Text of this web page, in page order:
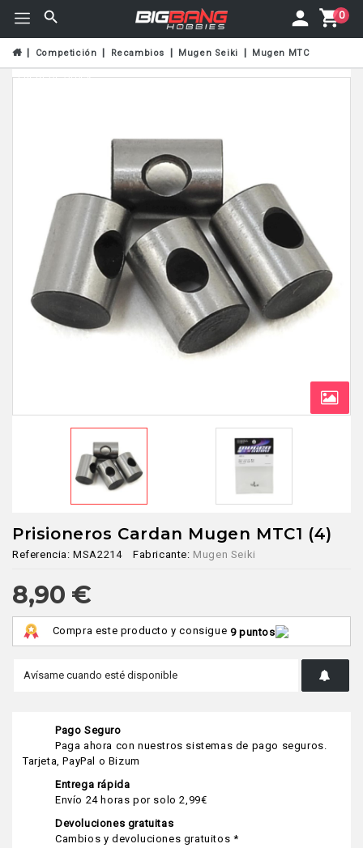
0
Competición Recambios Mugen Seiki Mugen MTC
Fuera De Stock
Prisioneros Cardan Mugen MTC1 (4)
Referencia: MSA2214 Fabricante: Mugen Seiki
8,90 €
Compra este producto y consigue 9 puntos
Pago Seguro
Paga ahora con nuestros sistemas de pago seguros.
Tarjeta, PayPal o Bizum
Entrega rápida
Envío 24 horas por solo 2,99€
Devoluciones gratuitas
Cambios y devoluciones gratuitos *